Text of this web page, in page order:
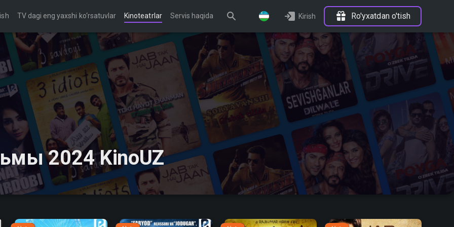
TV dagi eng yaxshi ko‘rsatuvlar Kinoteatrlar Servis haqida Kirish Ro'yxatdan o'tish
2024 KinoUZ